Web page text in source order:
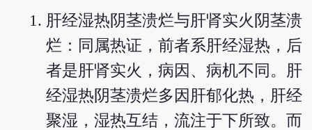
肝经湿热阴茎溃烂与肝肾实火阴茎溃
烂：同属热证，前者系肝经湿热，后
者是肝肾实火，病因、病机不同。肝
经湿热阴茎溃烂多因肝郁化热，肝经
聚湿，湿热互结，流注于下所致。而